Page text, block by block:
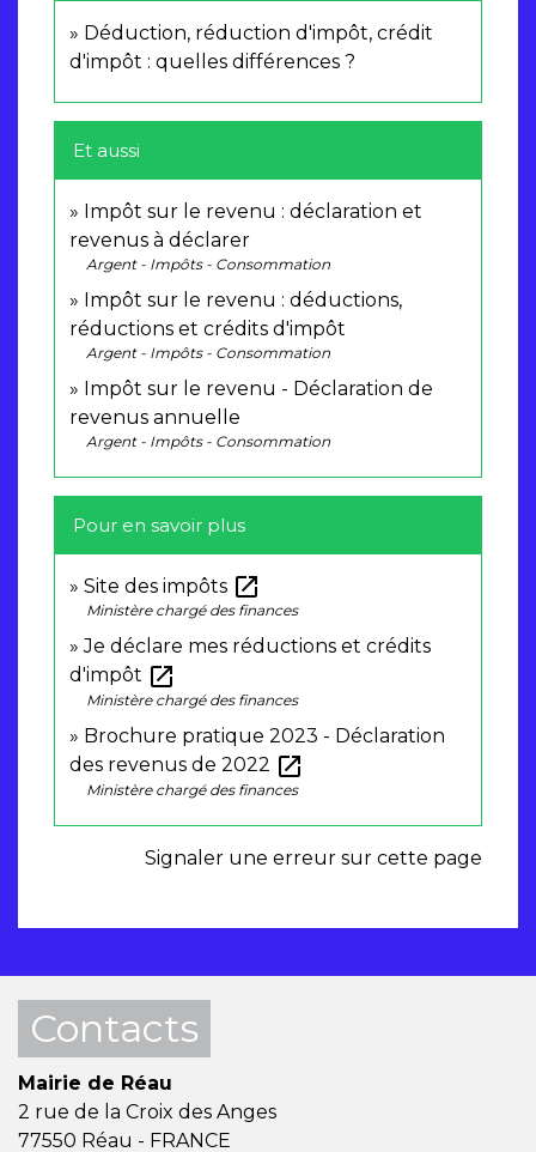
Déduction, réduction d'impôt, crédit
d'impôt : quelles différences ?
Et aussi
Impôt sur le revenu : déclaration et
revenus à déclarer
Argent - Impôts - Consommation
Impôt sur le revenu : déductions,
réductions et crédits d'impôt
Argent - Impôts - Consommation
Impôt sur le revenu - Déclaration de
revenus annuelle
Argent - Impôts - Consommation
Pour en savoir plus
Site des impôts open_in_new
Ministère chargé des finances
Je déclare mes réductions et crédits
d'impôt open_in_new
Ministère chargé des finances
Brochure pratique 2023 - Déclaration
des revenus de 2022 open_in_new
Ministère chargé des finances
Signaler une erreur sur cette page
Contacts
Mairie de Réau
2 rue de la Croix des Anges
77550 Réau - FRANCE